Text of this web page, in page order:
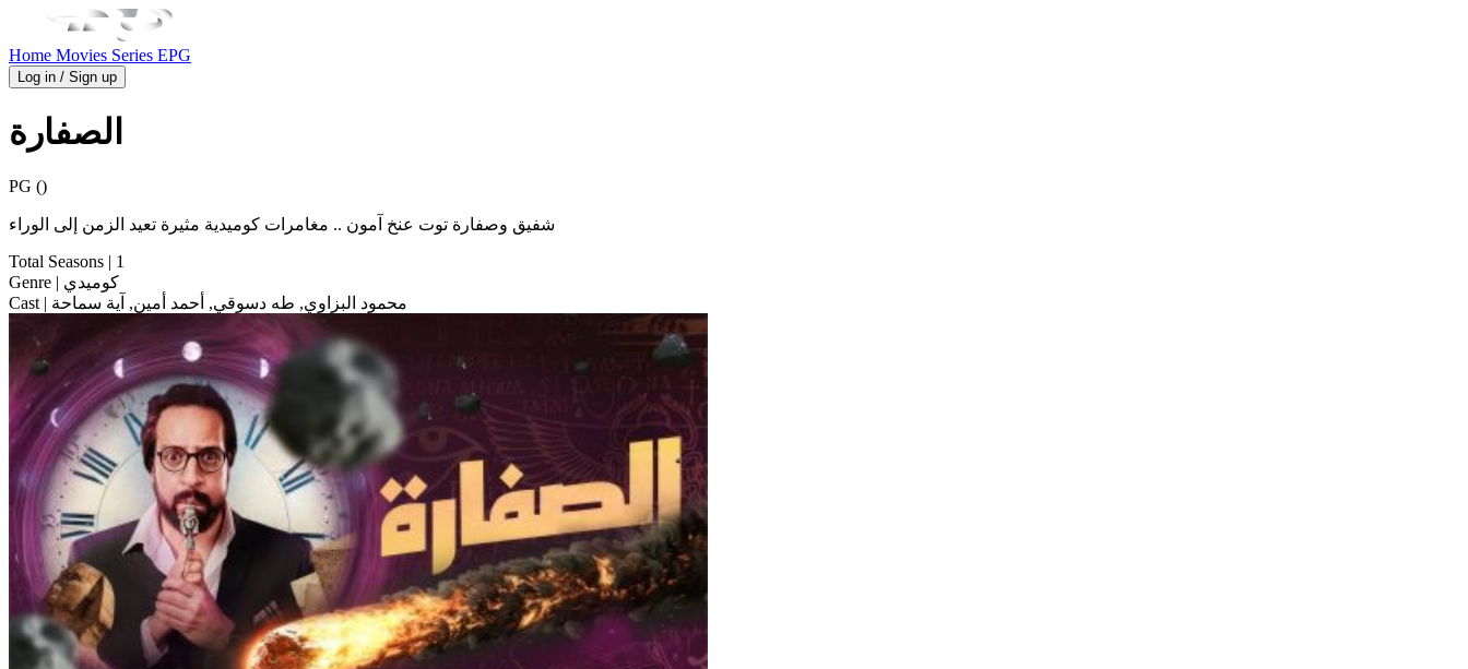
Home Movies Series EPG
Log in / Sign up
الصفارة
PG ()
شفيق وصفارة توت عنخ آمون .. مغامرات كوميدية مثيرة تعيد الزمن إلى الوراء
Total Seasons | 1
Genre
| كوميدي
Cast
| محمود البزاوي, طه دسوقي, أحمد أمين, آية سماحة